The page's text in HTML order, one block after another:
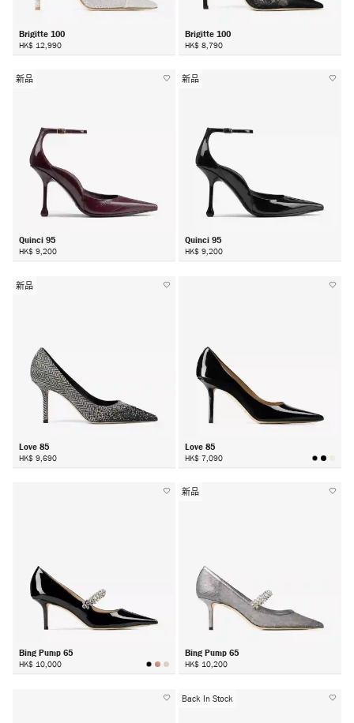
Brigitte 100
HK$ 12,990
Brigitte 100
HK$ 8,790
新品
Quinci 95
HK$ 9,200
新品
Quinci 95
HK$ 9,200
新品
Love 85
HK$ 9,690
Love 85
HK$ 7,090
Bing Pump 65
HK$ 10,000
新品
Bing Pump 65
HK$ 10,200
Back In Stock